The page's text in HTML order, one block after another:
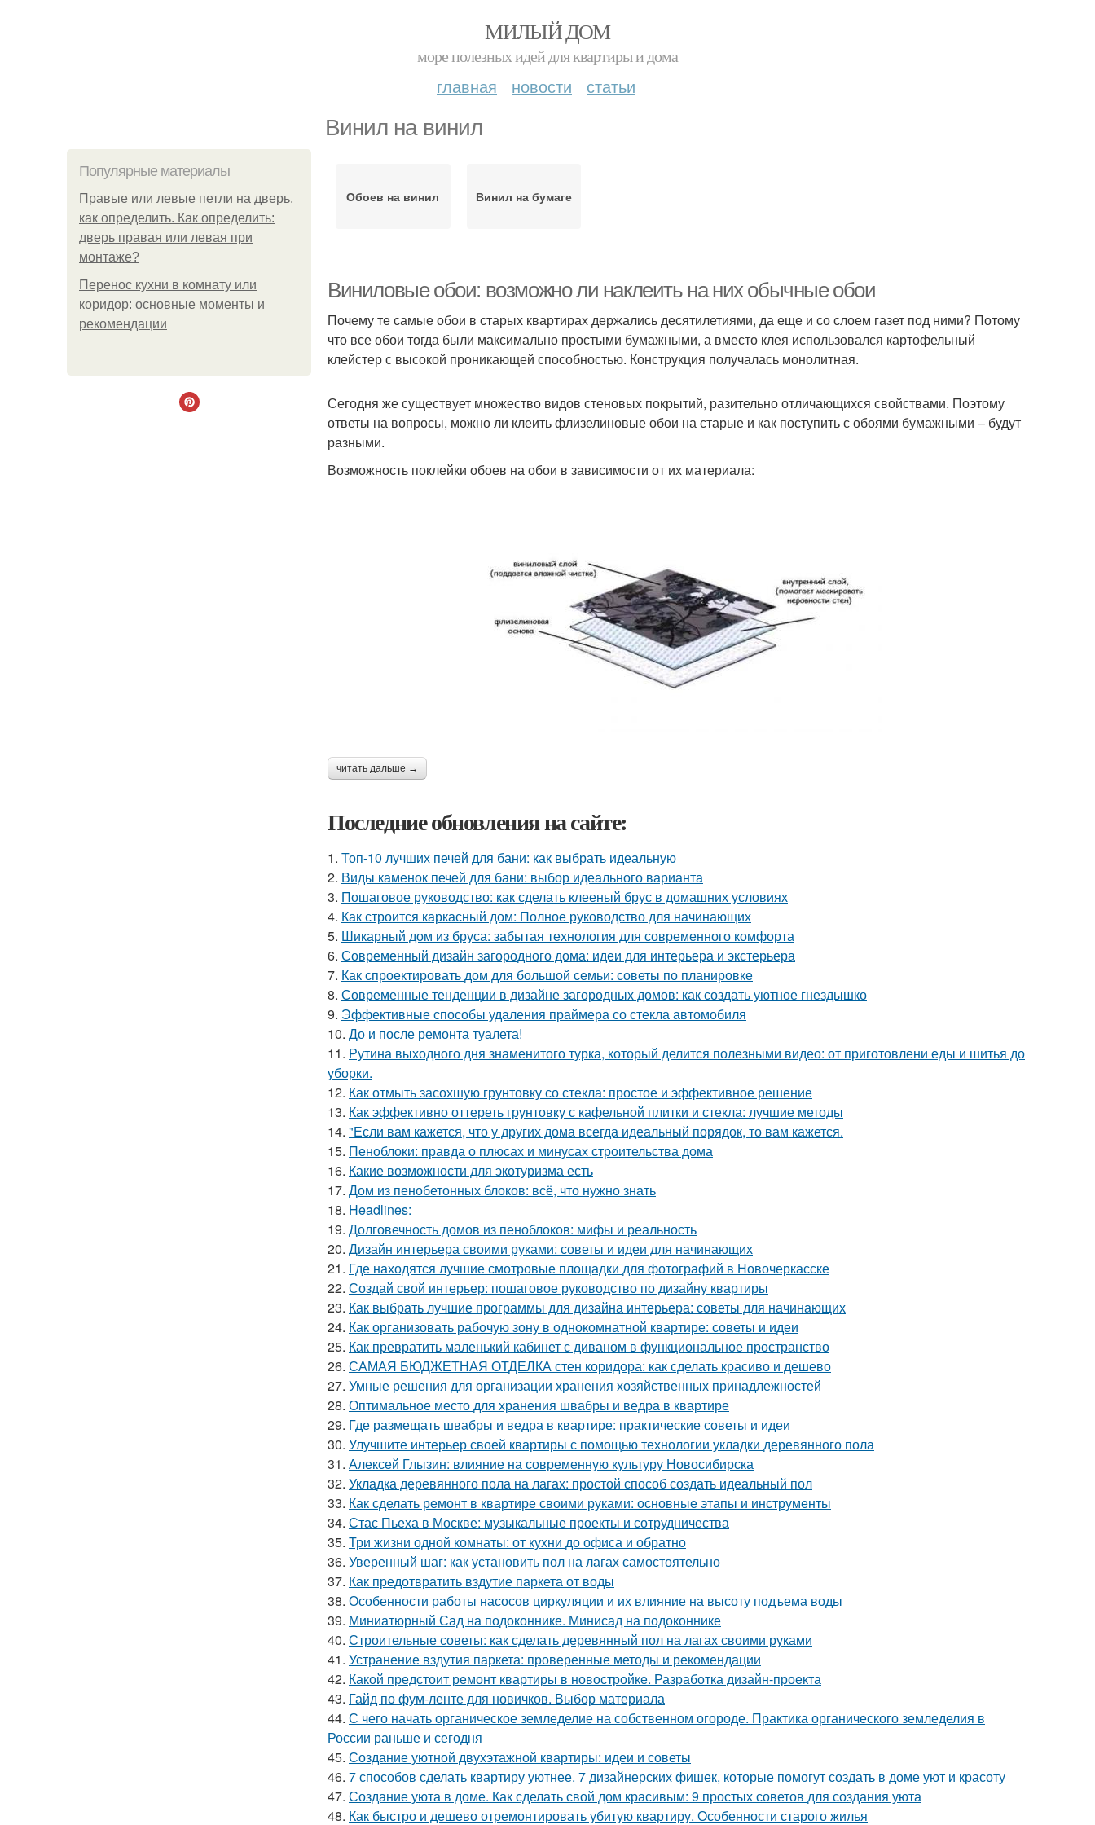
МИЛЫЙ ДОМ
море полезных идей для квартиры и дома
главная новости статьи
Винил на винил
Популярные материалы
Правые или левые петли на дверь,
как определить. Как определить:
дверь правая или левая при
монтаже?
Перенос кухни в комнату или
коридор: основные моменты и
рекомендации
Обоев на винил Винил на бумаге
Виниловые обои: возможно ли наклеить на них обычные обои
Почему те самые обои в старых квартирах держались десятилетиями, да еще и со слоем газет под ними? Потому
что все обои тогда были максимально простыми бумажными, а вместо клея использовался картофельный
клейстер с высокой проникающей способностью. Конструкция получалась монолитная.
Сегодня же существует множество видов стеновых покрытий, разительно отличающихся свойствами. Поэтому
ответы на вопросы, можно ли клеить флизелиновые обои на старые и как поступить с обоями бумажными – будут
разными.
Возможность поклейки обоев на обои в зависимости от их материала:
читать дальше →
Последние обновления на сайте:
1. Топ-10 лучших печей для бани: как выбрать идеальную
2. Виды каменок печей для бани: выбор идеального варианта
3. Пошаговое руководство: как сделать клееный брус в домашних условиях
4. Как строится каркасный дом: Полное руководство для начинающих
5. Шикарный дом из бруса: забытая технология для современного комфорта
6. Современный дизайн загородного дома: идеи для интерьера и экстерьера
7. Как спроектировать дом для большой семьи: советы по планировке
8. Современные тенденции в дизайне загородных домов: как создать уютное гнездышко
9. Эффективные способы удаления праймера со стекла автомобиля
10. До и после ремонта туалета!
11. Рутина выходного дня знаменитого турка, который делится полезными видео: от приготовлени еды и шитья до
уборки.
12. Как отмыть засохшую грунтовку со стекла: простое и эффективное решение
13. Как эффективно оттереть грунтовку с кафельной плитки и стекла: лучшие методы
14. "Если вам кажется, что у других дома всегда идеальный порядок, то вам кажется.
15. Пеноблоки: правда о плюсах и минусах строительства дома
16. Какие возможности для экотуризма есть
17. Дом из пенобетонных блоков: всё, что нужно знать
18. Headlines:
19. Долговечность домов из пеноблоков: мифы и реальность
20. Дизайн интерьера своими руками: советы и идеи для начинающих
21. Где находятся лучшие смотровые площадки для фотографий в Новочеркасске
22. Создай свой интерьер: пошаговое руководство по дизайну квартиры
23. Как выбрать лучшие программы для дизайна интерьера: советы для начинающих
24. Как организовать рабочую зону в однокомнатной квартире: советы и идеи
25. Как превратить маленький кабинет с диваном в функциональное пространство
26. САМАЯ БЮДЖЕТНАЯ ОТДЕЛКА стен коридора: как сделать красиво и дешево
27. Умные решения для организации хранения хозяйственных принадлежностей
28. Оптимальное место для хранения швабры и ведра в квартире
29. Где размещать швабры и ведра в квартире: практические советы и идеи
30. Улучшите интерьер своей квартиры с помощью технологии укладки деревянного пола
31. Алексей Глызин: влияние на современную культуру Новосибирска
32. Укладка деревянного пола на лагах: простой способ создать идеальный пол
33. Как сделать ремонт в квартире своими руками: основные этапы и инструменты
34. Стас Пьеха в Москве: музыкальные проекты и сотрудничества
35. Три жизни одной комнаты: от кухни до офиса и обратно
36. Уверенный шаг: как установить пол на лагах самостоятельно
37. Как предотвратить вздутие паркета от воды
38. Особенности работы насосов циркуляции и их влияние на высоту подъема воды
39. Миниатюрный Сад на подоконнике. Минисад на подоконнике
40. Строительные советы: как сделать деревянный пол на лагах своими руками
41. Устранение вздутия паркета: проверенные методы и рекомендации
42. Какой предстоит ремонт квартиры в новостройке. Разработка дизайн-проекта
43. Гайд по фум-ленте для новичков. Выбор материала
44. С чего начать органическое земледелие на собственном огороде. Практика органического земледелия в
России раньше и сегодня
45. Создание уютной двухэтажной квартиры: идеи и советы
46. 7 способов сделать квартиру уютнее. 7 дизайнерских фишек, которые помогут создать в доме уют и красоту
47. Создание уюта в доме. Как сделать свой дом красивым: 9 простых советов для создания уюта
48. Как быстро и дешево отремонтировать убитую квартиру. Особенности старого жилья